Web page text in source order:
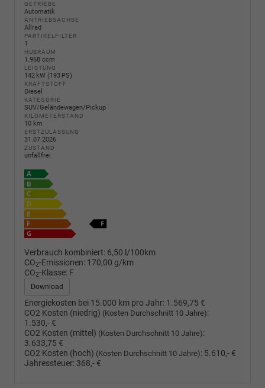
GETRIEBE
Automatik
ANTRIEBSACHSE
Allrad
PARTIKELFILTER
1
HUBRAUM
1.968 ccm
LEISTUNG
142 kW (193 PS)
KRAFTSTOFF
Diesel
KATEGORIE
SUV/Geländewagen/Pickup
KILOMETERSTAND
10 km
ERSTZULASSUNG
31.07.2026
ZUSTAND
unfallfrei
Verbrauch kombiniert: 6,50 l/100km
CO2-Emissionen: 170,00 g/km
CO2-Klasse: F
Download
Energiekosten bei 15.000 km pro Jahr: 1.569,75 €
CO2 Kosten (niedrig) (Kosten Durchschnitt 10 Jahre):
1.530,- €
CO2 Kosten (mittel) (Kosten Durchschnitt 10 Jahre):
3.633,75 €
CO2 Kosten (hoch) (Kosten Durchschnitt 10 Jahre): 5.610,- €
Jahressteuer: 368,- €